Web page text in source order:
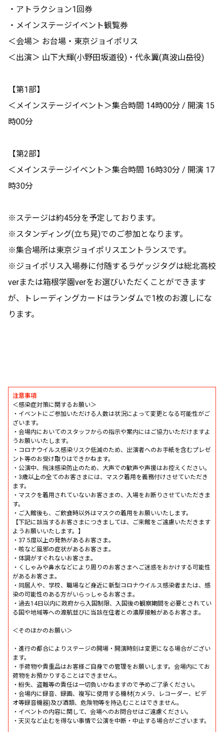
・アトラクション1回券
・メインステージイベント観覧券
＜会場＞ お台場・東京ジョイポリス
＜出演＞ 山下大輝(小野田坂道役)・代永翼(真波山岳役)
【第1部】
＜メインステージイベント＞集合時間 14時00分 / 開演 15
時00分
【第2部】
＜メインステージイベント＞集合時間 16時30分 / 開演 17
時30分
※ステージは約45分を予定しております。
※スタンディング(立ち見)でのご参加となります。
※集合場所は東京ジョイポリスエントランスです。
※ジョイポリス入場券に付随するラゲッジタグは総北高校
verまたは箱根学園verをお選びいただくことができます
が、トレーディングカードはランダムで1枚のお渡しにな
ります。
注意事項
＜感染症対策に関するお願い＞
・イベントにご参加いただける人数は状況によって変更となる可能性がご
ざいます。
・会場内においてのスタッフからの指示や案内にはご協力いただけますよ
うお願いいたします。
・コロナウイルス感染リスク低減のため、出演者へのお手紙を含むプレゼ
ント等のお受け取りはできかねます。
・公演中、飛沫感染防止のため、大声での歓声や声援はお控えください。
・3歳以上の全てのお客さまには、マスク着用を義務付けさせていただき
ます。
・マスクを着用されていないお客さまの、入場をお断りさせていただきま
す。
・ご入館後も、ご飲食時以外はマスクの着用をお願いいたします。
【下記に該当するお客さまにつきましては、ご来館をご遠慮いただきます
ようお願いいたします。】
・37.5度以上の発熱があるお客さま。
・咳など風邪の症状があるお客さま。
・体調がすぐれないお客さま。
・くしゃみや鼻水などにより周りのお客さまへご迷惑をおかけする可能性
があるお客さま。
・同居人や、学校、職場など身近に新型コロナウイルス感染者または、感
染の可能性のある方がいらっしゃるお客さま。
・過去14日以内に政府から入国制限、入国後の観察期間を必要とされてい
る国や地域等への渡航並びに当該在住者との濃厚接触があるお客さま。
＜そのほかのお願い＞
・進行の都合によりステージの開場・開演時刻は変更になる場合がござい
ます。
・手荷物や貴重品はお客様ご自身での管理をお願いします。会場内にてお
荷物をお預かりすることはできません。
・紛失、盗難等の責任は一切負いかねますので予めご了承ください。
・会場内に録音、録画、複写に使用する機材(カメラ、レコーダー、ビデ
オ等録音機器)及び酒類、危険物等を持込むことはできません。
・イベントの内容に関して、会場へのお問合せはご遠慮ください。
・天災など止むを得ない事情で公演を中断・中止する場合がございます。